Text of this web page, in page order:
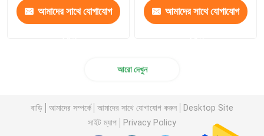
আমাদের সাথে যোগাযোগ আমাদের সাথে যোগাযোগ
আরো দেখুন
বাড়ি আমাদের সম্পর্কে আমাদের সাথে যোগাযোগ করুন
Desktop Site
সাইট ম্যাপ
Privacy Policy